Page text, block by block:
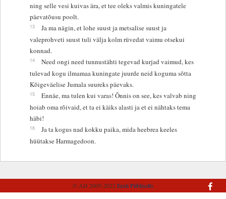
ning selle vesi kuivas ära, et tee oleks valmis kuningatele
päevatõusu poolt.
13
Ja ma nägin, et lohe suust ja metsalise suust ja
valeprohveti suust tuli välja kolm rüvedat vaimu otsekui
konnad.
14
Need ongi need tunnustähti tegevad kurjad vaimud, kes
tulevad kogu ilmamaa kuningate juurde neid koguma sõtta
Kõigeväelise Jumala suureks päevaks.
15
Ennäe, ma tulen kui varas! Õnnis on see, kes valvab ning
hoiab oma rõivaid, et ta ei käiks alasti ja et ei nähtaks tema
häbi!
16
Ja ta kogus nad kokku paika, mida heebrea keeles
hüütakse Harmagedoon.
© AD 2005-2022Eesti Piibliselts